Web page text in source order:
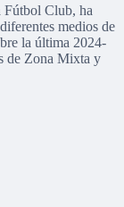
Fútbol Club, ha
medios de
la última 2024-
de Zona Mixta y